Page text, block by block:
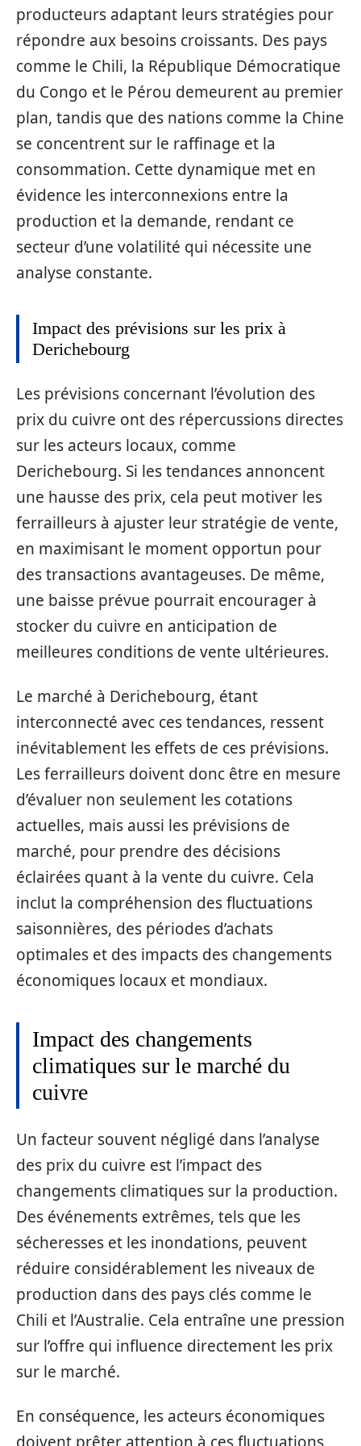
producteurs adaptant leurs stratégies pour
répondre aux besoins croissants. Des pays
comme le Chili, la République Démocratique
du Congo et le Pérou demeurent au premier
plan, tandis que des nations comme la Chine
se concentrent sur le raffinage et la
consommation. Cette dynamique met en
évidence les interconnexions entre la
production et la demande, rendant ce
secteur d’une volatilité qui nécessite une
analyse constante.
Impact des prévisions sur les prix à
Derichebourg
Les prévisions concernant l’évolution des
prix du cuivre ont des répercussions directes
sur les acteurs locaux, comme
Derichebourg. Si les tendances annoncent
une hausse des prix, cela peut motiver les
ferrailleurs à ajuster leur stratégie de vente,
en maximisant le moment opportun pour
des transactions avantageuses. De même,
une baisse prévue pourrait encourager à
stocker du cuivre en anticipation de
meilleures conditions de vente ultérieures.
Le marché à Derichebourg, étant
interconnecté avec ces tendances, ressent
inévitablement les effets de ces prévisions.
Les ferrailleurs doivent donc être en mesure
d’évaluer non seulement les cotations
actuelles, mais aussi les prévisions de
marché, pour prendre des décisions
éclairées quant à la vente du cuivre. Cela
inclut la compréhension des fluctuations
saisonnières, des périodes d’achats
optimales et des impacts des changements
économiques locaux et mondiaux.
Impact des changements
climatiques sur le marché du
cuivre
Un facteur souvent négligé dans l’analyse
des prix du cuivre est l’impact des
changements climatiques sur la production.
Des événements extrêmes, tels que les
sécheresses et les inondations, peuvent
réduire considérablement les niveaux de
production dans des pays clés comme le
Chili et l’Australie. Cela entraîne une pression
sur l’offre qui influence directement les prix
sur le marché.
En conséquence, les acteurs économiques
doivent prêter attention à ces fluctuations